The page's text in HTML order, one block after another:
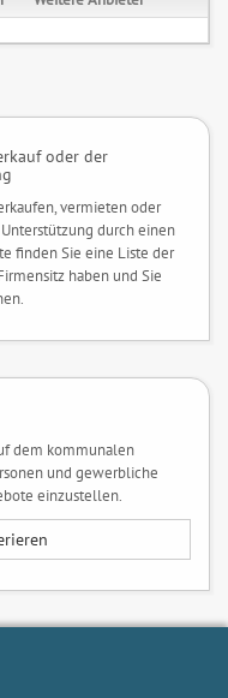
oder der
vermieten oder
durch einen
finden Sie eine Liste der
haben und Sie
dem kommunalen
und gewerbliche
einzustellen.